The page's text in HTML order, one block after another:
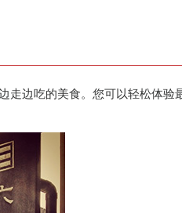
走边吃的美食。您可以轻松体验